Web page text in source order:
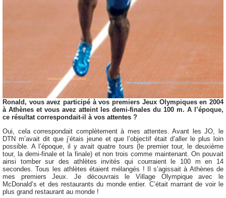
Ronald, vous avez participé à vos premiers Jeux Olympiques en 2004
à Athènes et vous avez atteint les demi-finales du 100 m. A l’époque,
ce résultat correspondait-il à vos attentes ?
Oui, cela correspondait complètement à mes attentes. Avant les JO, le
DTN m’avait dit que j’étais jeune et que l’objectif était d’aller le plus loin
possible. A l’époque, il y avait quatre tours (le premier tour, le deuxième
tour, la demi-finale et la finale) et non trois comme maintenant. On pouvait
ainsi tomber sur des athlètes invités qui courraient le 100 m en 14
secondes. Tous les athlètes étaient mélangés ! Il s’agissait à Athènes de
mes premiers Jeux. Je découvrais le Village Olympique avec le
McDonald’s et des restaurants du monde entier. C’était marrant de voir le
plus grand restaurant au monde !